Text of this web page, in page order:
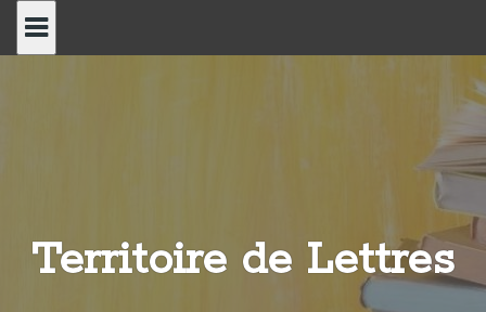
Territoire de Lettres